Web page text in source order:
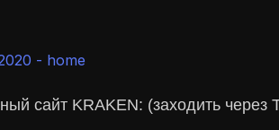
- home
сайт KRAKEN: (заходить через